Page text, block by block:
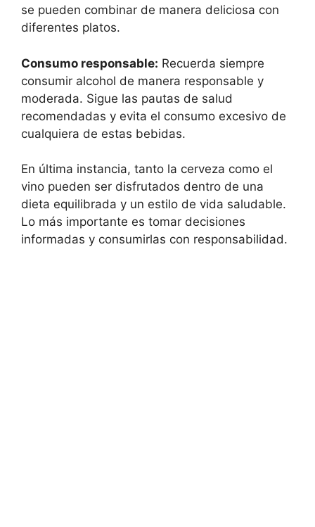
se pueden combinar de manera deliciosa con
diferentes platos.
Consumo responsable: Recuerda siempre
consumir alcohol de manera responsable y
moderada. Sigue las pautas de salud
recomendadas y evita el consumo excesivo de
cualquiera de estas bebidas.
En última instancia, tanto la cerveza como el
vino pueden ser disfrutados dentro de una
dieta equilibrada y un estilo de vida saludable.
Lo más importante es tomar decisiones
informadas y consumirlas con responsabilidad.